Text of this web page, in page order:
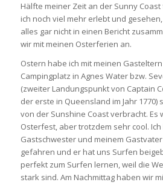
Hälfte meiner Zeit an der Sunny
ich noch viel mehr erlebt und
alles gar nicht in einen Bericht
wir mit meinen Osterferien an.
Ostern habe ich mit meinen
Campingplatz in Agnes Water bzw.
(zweiter Landungspunkt von Captain
der erste in Queensland im Jahr 1770)
von der Sunshine Coast verbracht. Es
Osterfest, aber trotzdem sehr cool.
Gastschwester und meinem
gefahren und er hat uns Surfen
perfekt zum Surfen lernen, weil die
stark sind. Am Nachmittag haben wir